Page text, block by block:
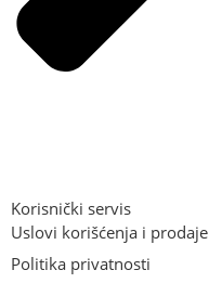
Korisnički servis
Uslovi korišćenja i prodaje
Politika privatnosti